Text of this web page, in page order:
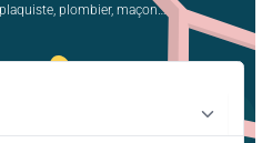
plombier, maçon…